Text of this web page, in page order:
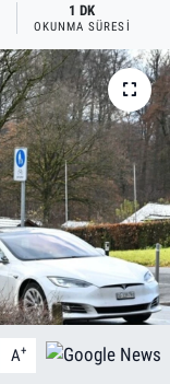
1 DK
OKUNMA SÜRESI
A+